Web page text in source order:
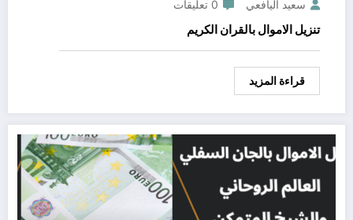
سعيد اليافعي 0 تعليقات
تنزيل الاموال بالقران الكريم
قراءة المزيد